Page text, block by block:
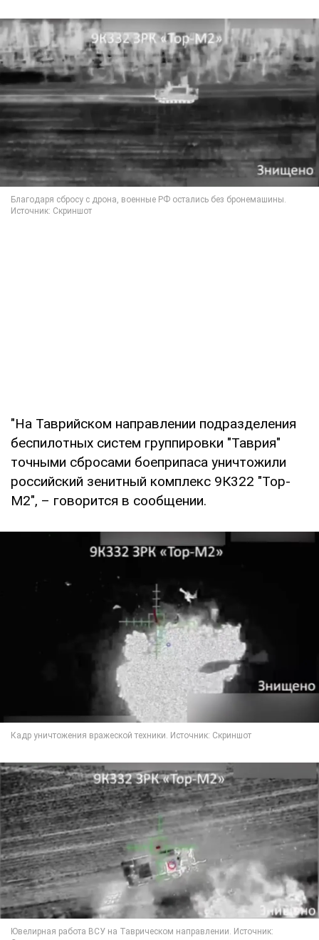
"На Таврийском направлении подразделения
беспилотных систем группировки "Таврия"
точными сбросами боеприпаса уничтожили
российский зенитный комплекс 9К322 "Тор-
М2", – говорится в сообщении.